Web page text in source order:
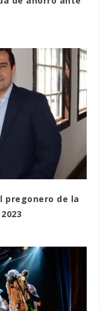
pregonero de la